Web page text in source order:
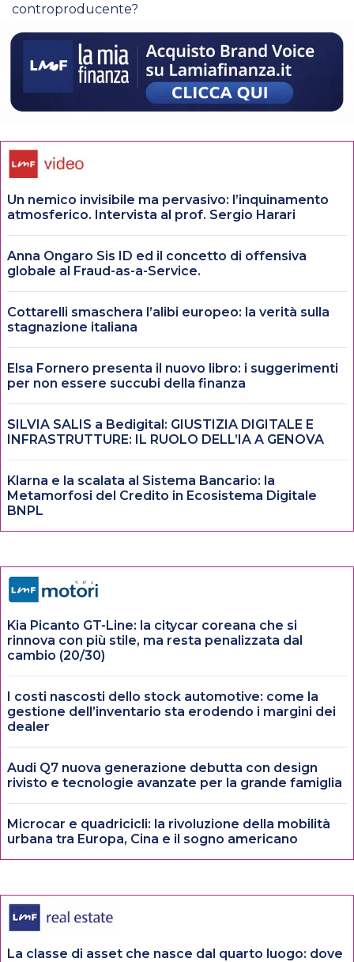
controproducente?
Un nemico invisibile ma pervasivo: l’inquinamento
atmosferico. Intervista al prof. Sergio Harari
Anna Ongaro Sis ID ed il concetto di offensiva
globale al Fraud-as-a-Service.
Cottarelli smaschera l’alibi europeo: la verità sulla
stagnazione italiana
Elsa Fornero presenta il nuovo libro: i suggerimenti
per non essere succubi della finanza
SILVIA SALIS a Bedigital: GIUSTIZIA DIGITALE E
INFRASTRUTTURE: IL RUOLO DELL’IA A GENOVA
Klarna e la scalata al Sistema Bancario: la
Metamorfosi del Credito in Ecosistema Digitale
BNPL
Kia Picanto GT-Line: la citycar coreana che si
rinnova con più stile, ma resta penalizzata dal
cambio (20/30)
I costi nascosti dello stock automotive: come la
gestione dell’inventario sta erodendo i margini dei
dealer
Audi Q7 nuova generazione debutta con design
rivisto e tecnologie avanzate per la grande famiglia
Microcar e quadricicli: la rivoluzione della mobilità
urbana tra Europa, Cina e il sogno americano
La classe di asset che nasce dal quarto luogo: dove